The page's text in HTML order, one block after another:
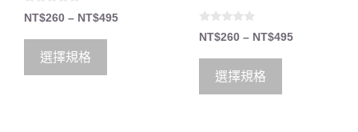
0
o
5
NT$260 – NT$495
選擇規格
0
o
5
NT$260 – NT$495
選擇規格